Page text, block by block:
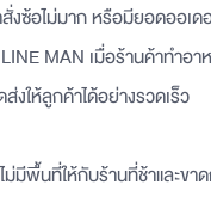
งซ้อไม่มาก หรือมียอดออเด
MAN เมื่อร้านค้าทำอ
ส่งให้ลูกค้าได้อย่างรวดเร็ว
มีพื้นที่ให้กับร้านที่ช้าและข